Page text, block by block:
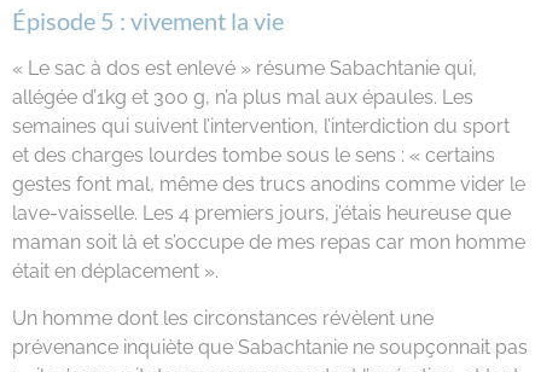
Épisode 5 : vivement la vie
« Le sac à dos est enlevé » résume Sabachtanie qui,
allégée d’1kg et 300 g, n’a plus mal aux épaules. Les
semaines qui suivent l’intervention, l’interdiction du sport
et des charges lourdes tombe sous le sens : « certains
gestes font mal, même des trucs anodins comme vider le
lave-vaisselle. Les 4 premiers jours, j’étais heureuse que
maman soit là et s’occupe de mes repas car mon homme
était en déplacement ».
Un homme dont les circonstances révèlent une
prévenance inquiète que Sabachtanie ne soupçonnait pas